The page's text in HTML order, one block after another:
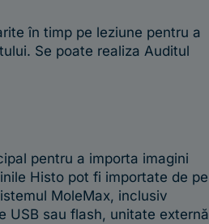
în timp pe leziune pentru a
Se poate realiza Auditul
pentru a importa imagini
Histo pot fi importate de pe
MoleMax, inclusiv
USB sau flash, unitate externă